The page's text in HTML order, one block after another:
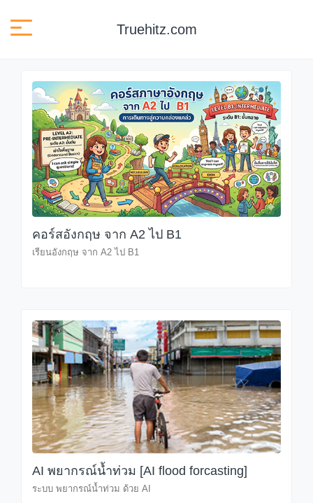
Truehitz.com
คอร์สอังกฤษ จาก A2 ไป B1
เรียนอังกฤษ จาก A2 ไป B1
AI พยากรณ์น้ำท่วม [AI flood forcasting]
ระบบ พยากรณ์น้ำท่วม ด้วย AI